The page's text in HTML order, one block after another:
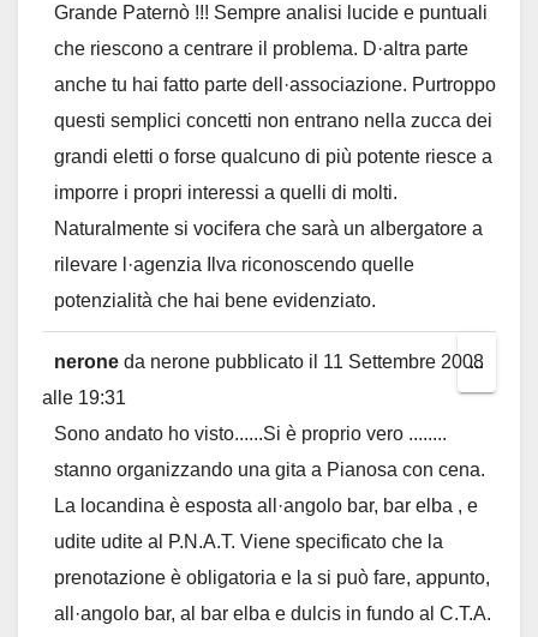
Grande Paternò !!! Sempre analisi lucide e puntuali
che riescono a centrare il problema. D·altra parte
anche tu hai fatto parte dell·associazione. Purtroppo
questi semplici concetti non entrano nella zucca dei
grandi eletti o forse qualcuno di più potente riesce a
imporre i propri interessi a quelli di molti.
Naturalmente si vocifera che sarà un albergatore a
rilevare l·agenzia Ilva riconoscendo quelle
potenzialità che hai bene evidenziato.
nerone da nerone pubblicato il 11 Settembre 2008
alle 19:31
Sono andato ho visto......Si è proprio vero ........
stanno organizzando una gita a Pianosa con cena.
La locandina è esposta all·angolo bar, bar elba , e
udite udite al P.N.A.T. Viene specificato che la
prenotazione è obligatoria e la si può fare, appunto,
all·angolo bar, al bar elba e dulcis in fundo al C.T.A.
...Toggle
this